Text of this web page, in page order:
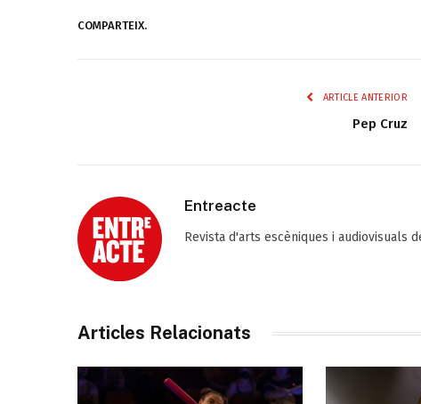
COMPARTEIX.
ARTICLE ANTERIOR
Pep Cruz
Entreacte
Revista d'arts escèniques i audiovisuals
Articles Relacionats